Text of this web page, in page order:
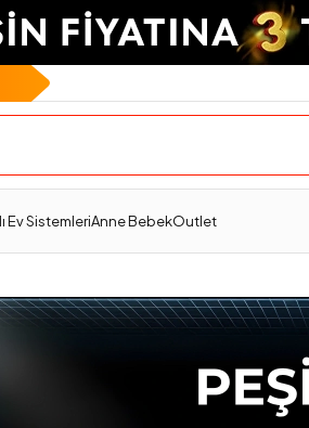
Ev SistemleriAnne BebekOutlet